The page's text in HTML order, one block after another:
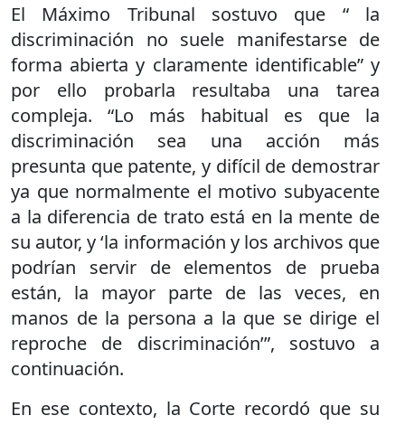
El Máximo Tribunal sostuvo que “ la
discriminación no suele manifestarse de
forma abierta y claramente identificable” y
por ello probarla resultaba una tarea
compleja. “Lo más habitual es que la
discriminación sea una acción más
presunta que patente, y difícil de demostrar
ya que normalmente el motivo subyacente
a la diferencia de trato está en la mente de
su autor, y ‘la información y los archivos que
podrían servir de elementos de prueba
están, la mayor parte de las veces, en
manos de la persona a la que se dirige el
reproche de discriminación’”, sostuvo a
continuación.
En ese contexto, la Corte recordó que su